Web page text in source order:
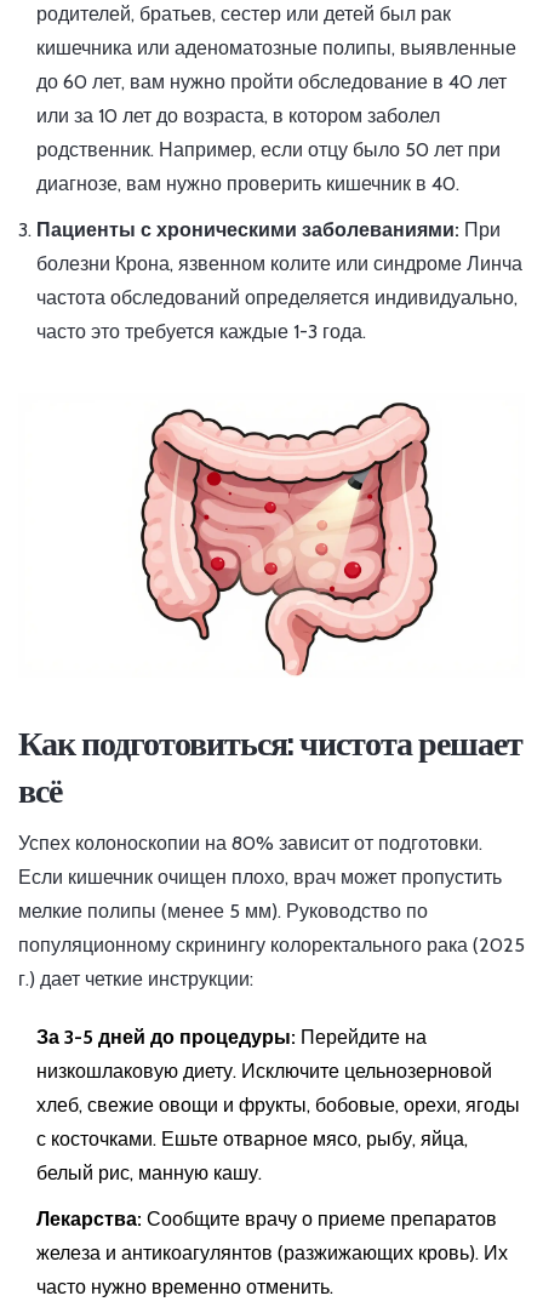
родителей, братьев, сестер или детей был рак
кишечника или аденоматозные полипы, выявленные
до 60 лет, вам нужно пройти обследование в 40 лет
или за 10 лет до возраста, в котором заболел
родственник. Например, если отцу было 50 лет при
диагнозе, вам нужно проверить кишечник в 40.
Пациенты с хроническими заболеваниями: При
болезни Крона, язвенном колите или синдроме Линча
частота обследований определяется индивидуально,
часто это требуется каждые 1-3 года.
Как подготовиться: чистота решает
всё
Успех колоноскопии на 80% зависит от подготовки.
Если кишечник очищен плохо, врач может пропустить
мелкие полипы (менее 5 мм). Руководство по
популяционному скринингу колоректального рака (2025
г.) дает четкие инструкции:
За 3-5 дней до процедуры: Перейдите на
низкошлаковую диету. Исключите цельнозерновой
хлеб, свежие овощи и фрукты, бобовые, орехи, ягоды
с косточками. Ешьте отварное мясо, рыбу, яйца,
белый рис, манную кашу.
Лекарства: Сообщите врачу о приеме препаратов
железа и антикоагулянтов (разжижающих кровь). Их
часто нужно временно отменить.